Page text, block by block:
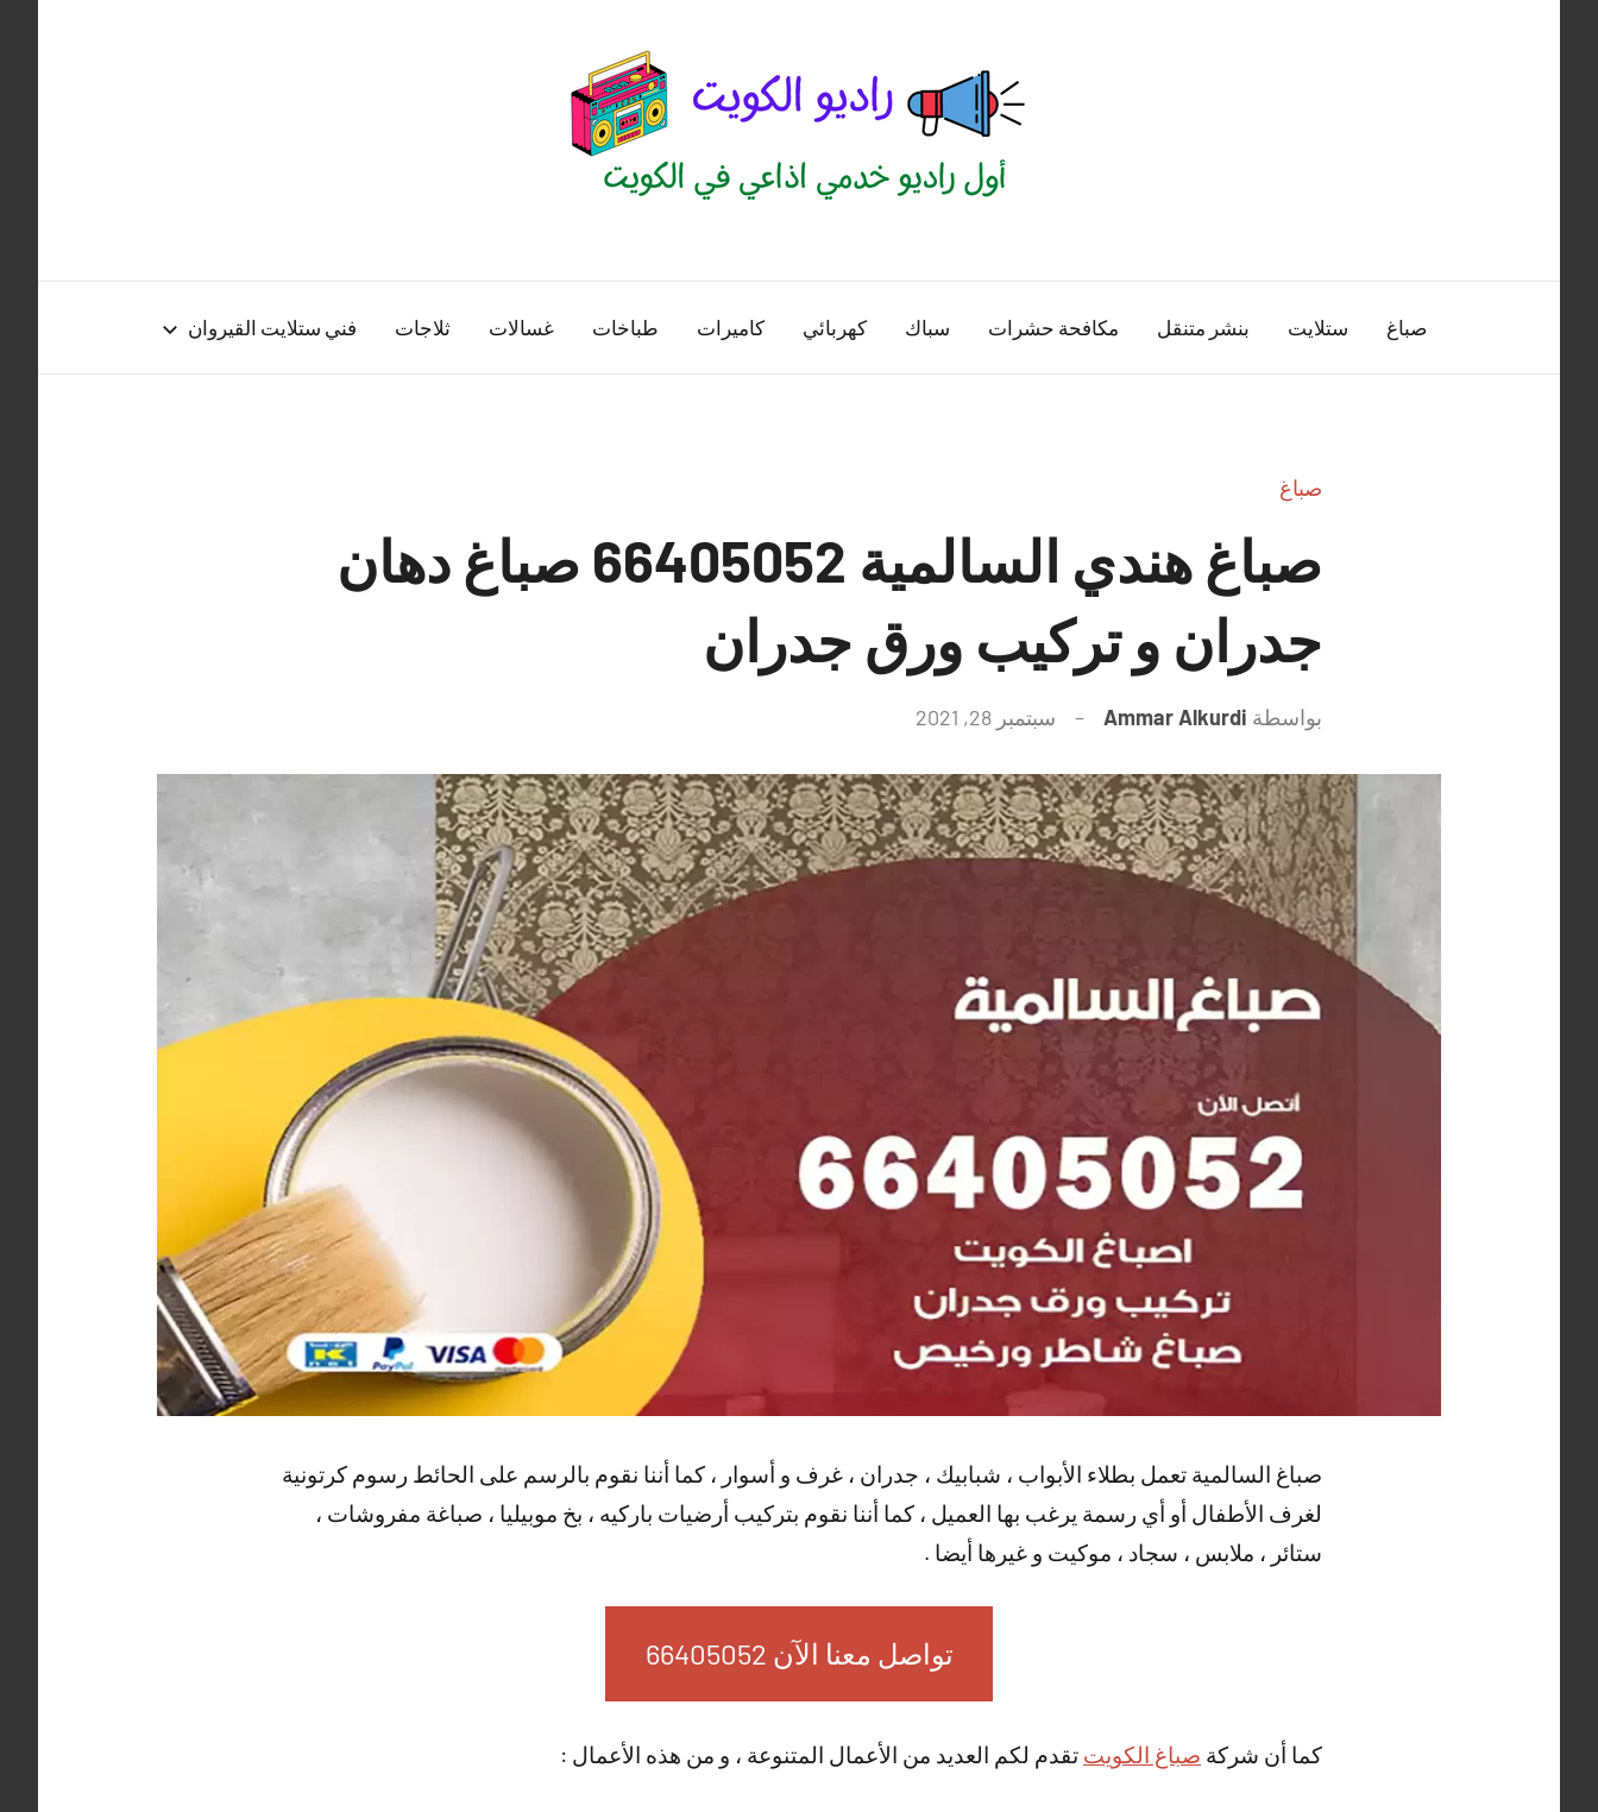
الكويت
منصة
اذاعية
صباغ ستلايت بنشر متنقل مكافحة حشرات سباك كهربائي كاميرات طباخات غسالات ثلاجات فني ستلايت القيروان
صباغ
صباغ هندي السالمية 66405052 صباغ دهان
جدران و تركيب ورق جدران
بواسطة Ammar Alkurdi سبتمبر 28, 2021
تعليقات
صباغ السالمية تعمل بطلاء الأبواب ، شبابيك ، جدران ، غرف و أسوار ، كما أننا نقوم بالرسم على الحائط رسوم كرتونية
لغرف الأطفال أو أي رسمة يرغب بها العميل ، كما أننا نقوم بتركيب أرضيات باركيه ، بخ موبيليا ، صباغة مفروشات ،
ستائر ، ملابس ، سجاد ، موكيت و غيرها أيضا .
تواصل معنا الآن 66405052
كما أن شركة صباغ الكويت تقدم لكم العديد من الأعمال المتنوعة ، و من هذه الأعمال :